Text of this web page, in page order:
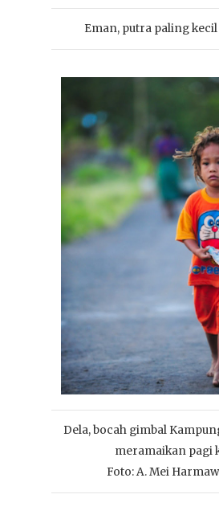
Eman, putra paling kecil
Dela, bocah gimbal
meramaikan pagi
Foto: A. Mei